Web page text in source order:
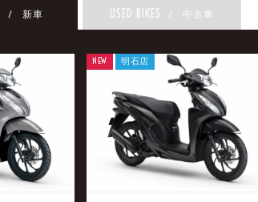
/ 新車 USED BIKES / 中古車
NEW 明石店